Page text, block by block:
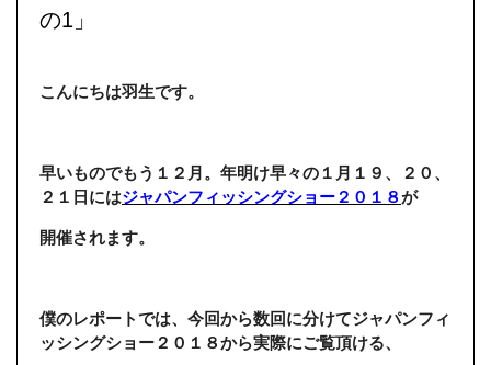
の1」
こんにちは羽生です。
早いものでもう１２月。年明け早々の１月１９、２０、
２１日にはジャパンフィッシングショー２０１８が
開催されます。
僕のレポートでは、今回から数回に分けてジャパンフィ
ッシングショー２０１８から実際にご覧頂ける、